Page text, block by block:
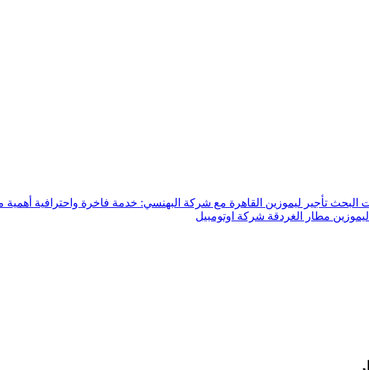
تأجير ليموزين القاهرة مع شركة البهنسي: خدمة فاخرة واحترافية
مطار الغردقة شركة اوتومبيل